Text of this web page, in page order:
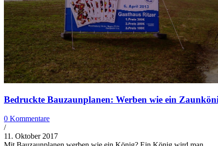
Bedruckte Bauzaunplanen: Werben wie ein
0 Kommentare
/
11. Oktober 2017